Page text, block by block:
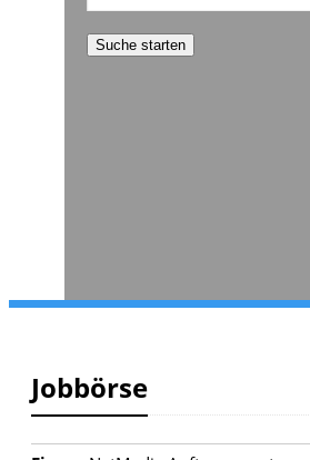
Suche starten
Jobbörse